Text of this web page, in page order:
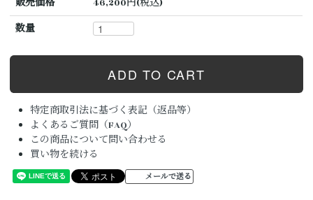
販売価格
46,200円(税込)
数量
特定商取引法に基づく表記（返品等）
よくあるご質問（FAQ）
この商品について問い合わせる
買い物を続ける
メールで送る